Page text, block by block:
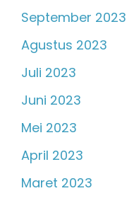
September 2023
Agustus 2023
Juli 2023
Juni 2023
Mei 2023
April 2023
Maret 2023